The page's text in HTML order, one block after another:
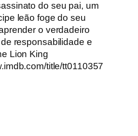
do seu pai, um
leão foge do seu
o verdadeiro
responsabilidade e
Lion King
title/tt0110357